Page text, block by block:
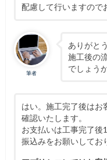
配慮して行いますので
筆者
ありがと
施工後の
でしょうか
はい。施工完了後はお
確認いたします。
お支払いは工事完了後
振込みをお願いしてお